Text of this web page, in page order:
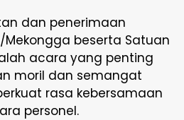
dan penerimaan
Mekongga beserta Satuan
acara yang penting
moril dan semangat
rasa kebersamaan
personel.